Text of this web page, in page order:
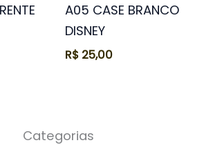
A05 CASE BRANCO
DISNEY
R$ 25,00
Categorias